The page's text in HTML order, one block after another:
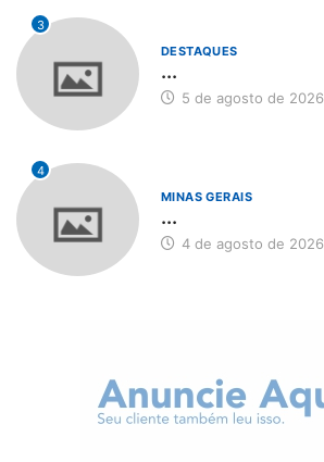
3
DESTAQUES
...
5 de agosto de 2026
4
MINAS GERAIS
...
4 de agosto de 2026